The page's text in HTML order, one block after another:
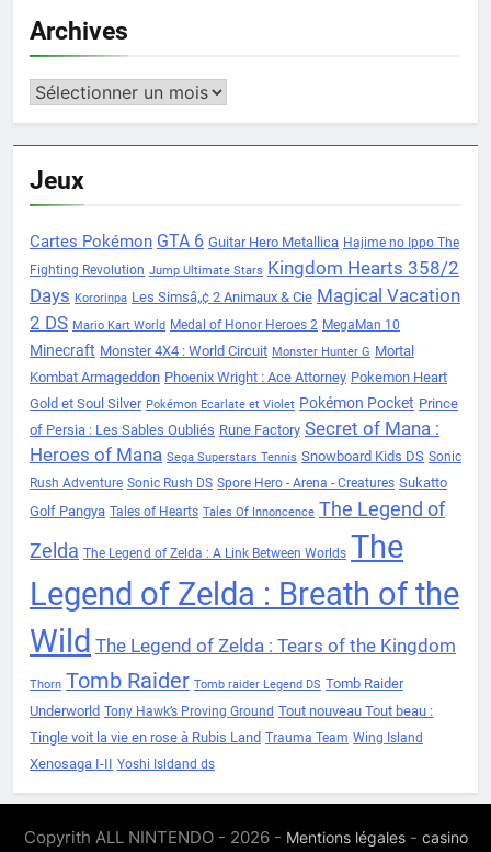
Archives
Archives
Jeux
Cartes Pokémon GTA 6 Guitar Hero Metallica Hajime no Ippo The
Fighting Revolution Jump Ultimate Stars Kingdom Hearts 358/2
Days Kororinpa Les Simsâ„¢ 2 Animaux & Cie Magical Vacation
2 DS Mario Kart World Medal of Honor Heroes 2 MegaMan 10
Minecraft Monster 4X4 : World Circuit Monster Hunter G Mortal
Kombat Armageddon Phoenix Wright : Ace Attorney Pokemon Heart
Gold et Soul Silver Pokémon Ecarlate et Violet Pokémon Pocket Prince
of Persia : Les Sables Oubliés Rune Factory Secret of Mana :
Heroes of Mana Sega Superstars Tennis Snowboard Kids DS Sonic
Rush Adventure Sonic Rush DS Spore Hero - Arena - Creatures Sukatto
Golf Pangya Tales of Hearts Tales Of Innoncence The Legend of
Zelda The Legend of Zelda : A Link Between Worlds The
Legend of Zelda : Breath of the
Wild The Legend of Zelda : Tears of the Kingdom
Thorn Tomb Raider Tomb raider Legend DS Tomb Raider
Underworld Tony Hawk’s Proving Ground Tout nouveau Tout beau :
Tingle voit la vie en rose à Rubis Land Trauma Team Wing Island
Xenosaga I-II Yoshi Isldand ds
Copyrith ALL NINTENDO - 2026 - Mentions légales- casino